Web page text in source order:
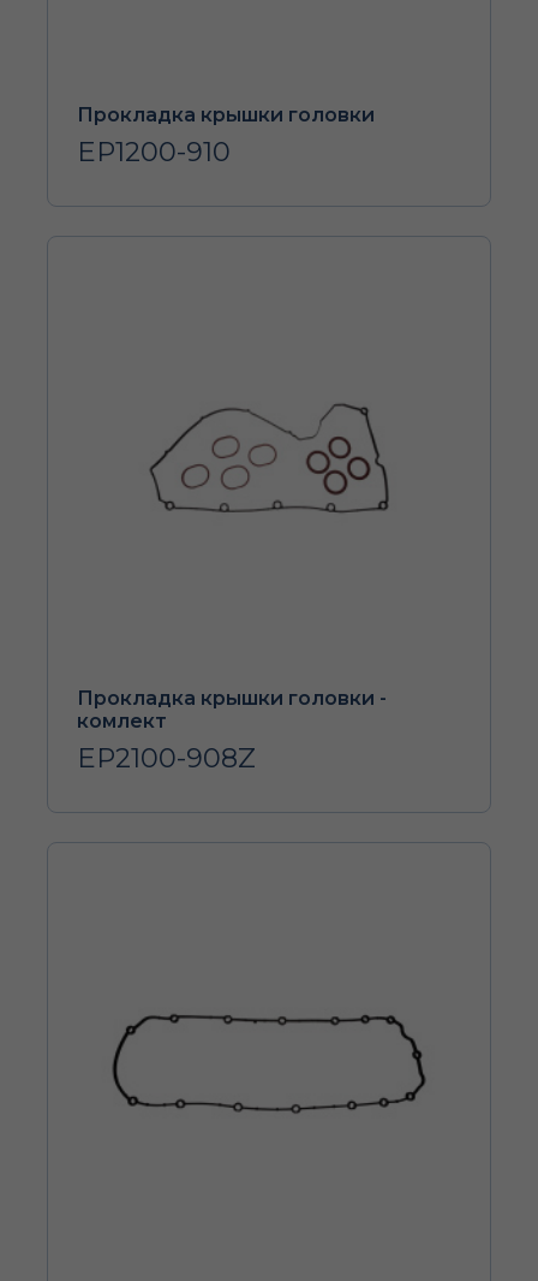
Прокладка крышки головки
EP1200-910
Прокладка крышки головки -
комлект
EP2100-908Z